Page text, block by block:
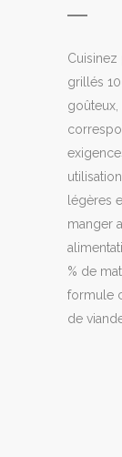
grillés
légères
manger
% de
formule
de